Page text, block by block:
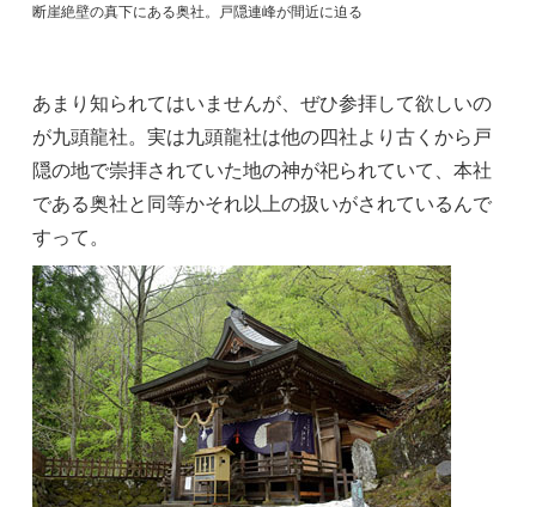
断崖絶壁の真下にある奥社。戸隠連峰が間近に迫る
あまり知られてはいませんが、ぜひ参拝して欲しいの
が九頭龍社。実は九頭龍社は他の四社より古くから戸
隠の地で崇拝されていた地の神が祀られていて、本社
である奥社と同等かそれ以上の扱いがされているんで
すって。